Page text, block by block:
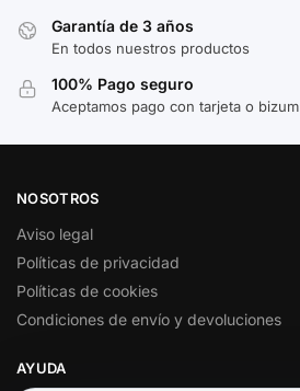
Garantía de 3 años
En todos nuestros productos
100% Pago seguro
Aceptamos pago con tarjeta o bizum
NOSOTROS
Aviso legal
Políticas de privacidad
Políticas de cookies
Condiciones de envío y devoluciones
AYUDA